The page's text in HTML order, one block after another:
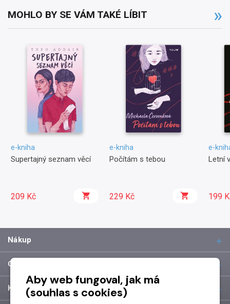
MOHLO BY SE VÁM TAKÉ LÍBIT
e-kniha
Supertajný seznam věcí
209 Kč
e-kniha
Počítám s tebou
229 Kč
e-
Letní
199
Nákup
O společnosti
Kontakt
Aby web fungoval, jak má
(souhlas s cookies)